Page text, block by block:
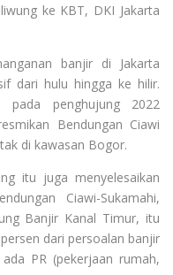
ke KBT, DKI Jakarta
banjir di Jakarta
dari hulu hingga ke hilir.
pada penghujung 2022
Bendungan Ciawi
di kawasan Bogor.
itu juga menyelesaikan
Ciawi-Sukamahi,
Banjir Kanal Timur, itu
dari persoalan banjir
PR (pekerjaan rumah,